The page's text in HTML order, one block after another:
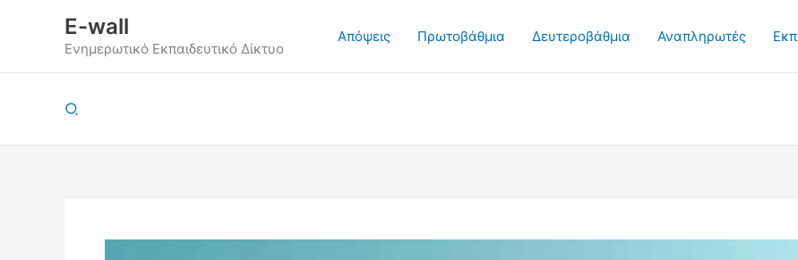
περιεχόμενο
E-wall
Ενημερωτικό Εκπαιδευτικό Δίκτυο
Απόψεις Πρωτοβάθμια Δευτεροβάθμια Αναπληρωτές
Αναζήτηση